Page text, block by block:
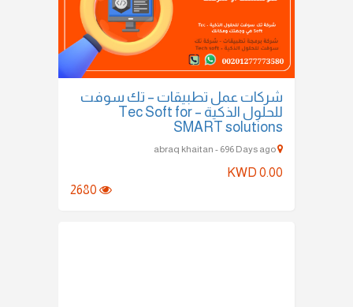
شركات عمل تطبيقات – تك سوفت
للحلول الذكية – Tec Soft for
SMART solutions
KWD 0.00